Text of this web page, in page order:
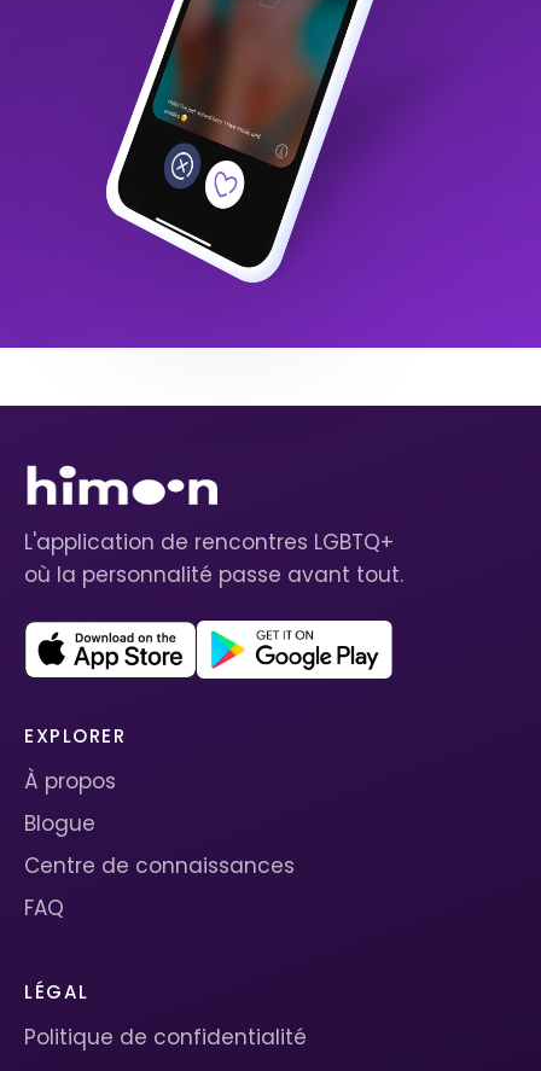
L'application de rencontres LGBTQ+
où la personnalité passe avant tout.
EXPLORER
À propos
Blogue
Centre de connaissances
FAQ
LÉGAL
Politique de confidentialité